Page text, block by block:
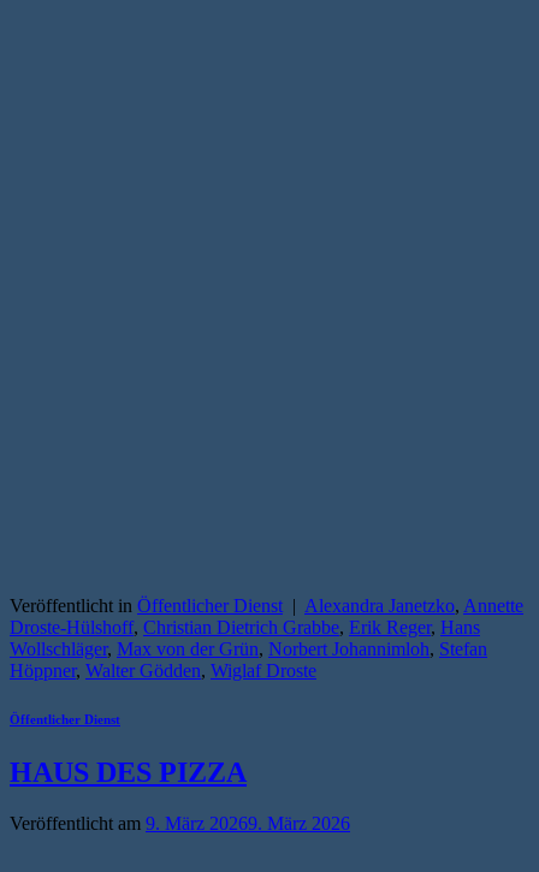
Veröffentlicht in Öffentlicher Dienst | Alexandra Janetzko, Annette
Droste-Hülshoff, Christian Dietrich Grabbe, Erik Reger, Hans
Wollschläger, Max von der Grün, Norbert Johannimloh, Stefan
Höppner, Walter Gödden, Wiglaf Droste
Öffentlicher Dienst
HAUS DES PIZZA
Veröffentlicht am 9. März 20269. März 2026